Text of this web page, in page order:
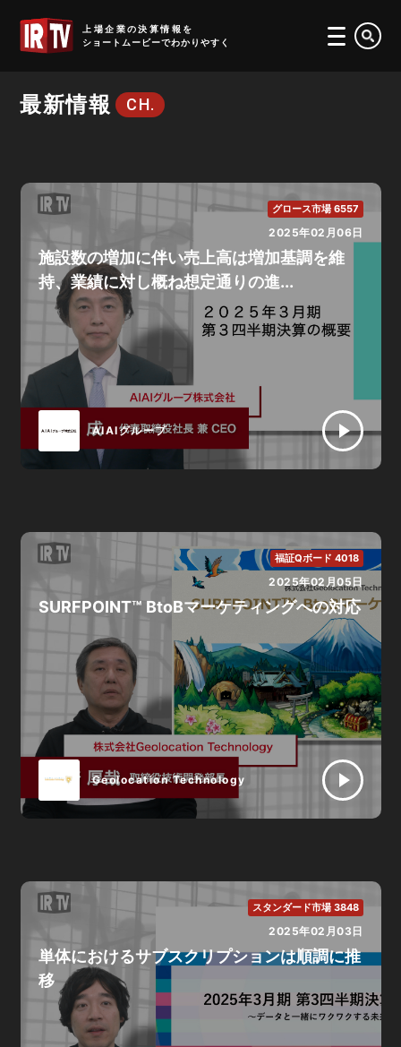
上場企業の決算情報を
ショートムービーでわかりやすく
最新情報 CH.
グロース市場 6557
2025年02月06日
AIAIグループ
施設数の増加に伴い売上高は増加基調を維
持、業績に対し概ね想定通りの進...
福証Qボード 4018
2025年02月05日
Geolocation Technology
SURFPOINT™ BtoBマーケティングへの対応
スタンダード市場 3848
2025年02月03日
単体におけるサブスクリプションは順調に推
移